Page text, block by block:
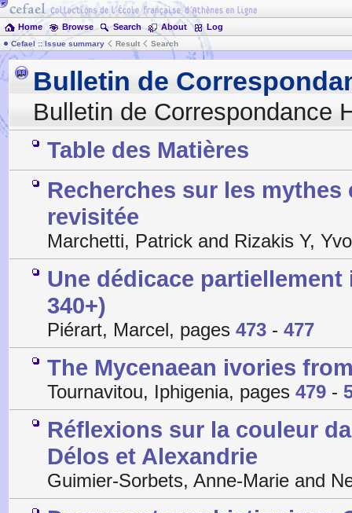
Home Browse Search About Log
Cefael :: Issue summary Result Search
Bulletin de
Bulletin de Correspondance
Table des Matières
Recherches sur les
revisitée
Marchetti, Patrick and Rizakis Y,
Une dédicace
340+)
Piérart, Marcel, pages 473 - 477
The Mycenaean ivories
Tournavitou, Iphigenia, pages 479 -
Réflexions sur la couleur
Délos et Alexandrie
Guimier-Sorbets, Anne-Marie and